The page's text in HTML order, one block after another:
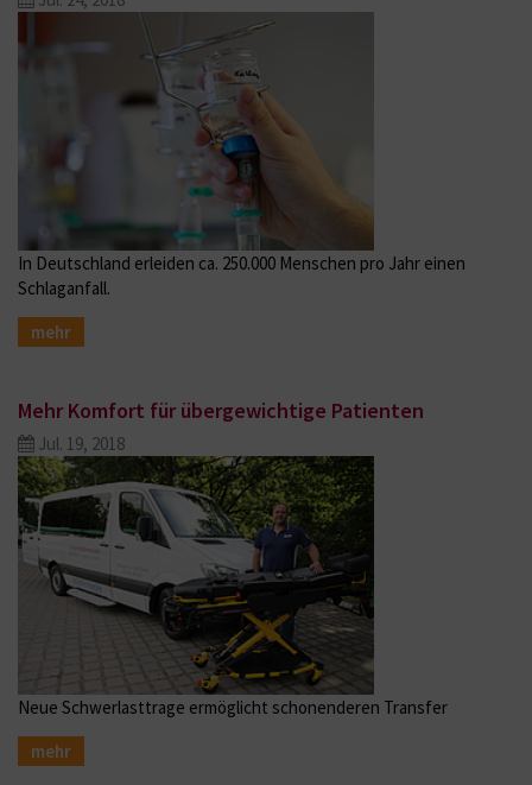
In Deutschland erleiden ca. 250.000 Menschen pro Jahr einen
Schlaganfall.
mehr
Mehr Komfort für übergewichtige Patienten
Jul. 19, 2018
Neue Schwerlasttrage ermöglicht schonenderen Transfer
mehr